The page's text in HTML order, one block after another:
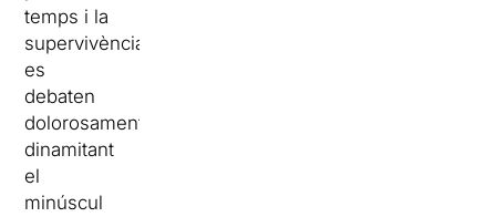
temps i la
supervivència
es
debaten
dolorosament
dinamitant
el
minúscul